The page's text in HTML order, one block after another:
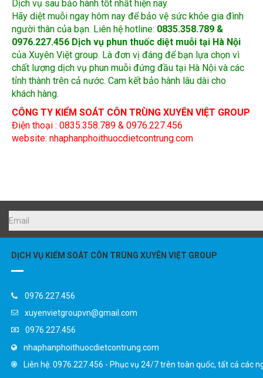
người thân của bạn. Liên hệ hotline:0835.358.789 &
0976.227.456Dịch vụ phun thuốc diệt muỗi tại Hà Nội
của Xuyên Việt group. Là đơn vị đáng để bạn lựa chọn vì
chất lượng dịch vụ phun muỗi đứng đầu tại Hà Nội và các
tỉnh thành trên cả nước. Cam kết bảo hành lâu dài cho
khách hàng.
CÔNG TY KIỂM SOÁT CÔN TRÙNG XUYÊN VIỆT GROUP
website: nhaphanphoithuocdietcontrung.com
DỊCH VỤ KIỂM SOÁT CÔN TRÙNG XUYÊN VIỆT GROUP
0976.227.456
nhaphanphoithuocdietcontrung.com
Danh mục